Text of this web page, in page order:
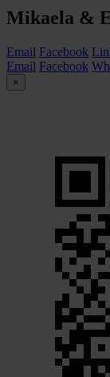
Mikaela &
Email Facebook
Email Facebook
×